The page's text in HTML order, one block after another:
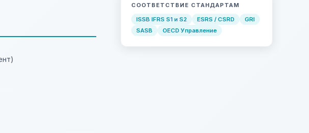
СООТВЕТСТВИЕ СТАНДАРТАМ
ISSB IFRS S1 и S2
ESRS / CSRD
GRI
SASB
OECD Управление